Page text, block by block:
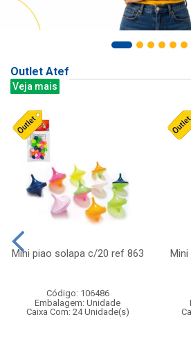
Outlet Atef
Veja mais
Mini piao solapa c/20 ref 863
Código: 106486
Embalagem: Unidade
Caixa Com: 24 Unidade(s)